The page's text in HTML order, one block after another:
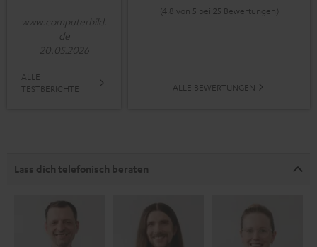
www.computerbild.
de
20.05.2026
ALLE
TESTBERICHTE
(4.8 von 5 bei 25 Bewertungen)
ALLE BEWERTUNGEN
Lass dich telefonisch beraten